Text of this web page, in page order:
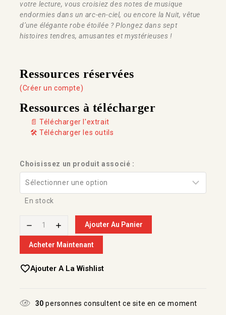
votre lecture, vous croisiez des notes de musique
endormies dans un arc-en-ciel, ou encore la Nuit, vêtue
d’une élégante robe étoilée ? Plongez dans sept
histoires tendres, amusantes et mystérieuses !
Ressources réservées
(Créer un compte)
Ressources à télécharger
📄 Télécharger l'extrait
🛠️ Télécharger les outils
Choisissez un produit associé :
En stock
Ajouter Au Panier
Acheter Maintenant
Ajouter A La Wishlist
30 personnes consultent ce site en ce moment